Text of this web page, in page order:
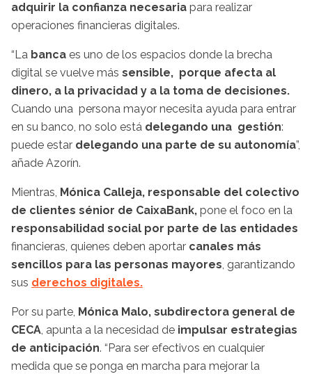
adquirir la confianza necesaria para realizar
operaciones financieras digitales.
“La banca es uno de los espacios donde la brecha
digital se vuelve más sensible, porque afecta al
dinero, a la privacidad y a la toma de decisiones.
Cuando una persona mayor necesita ayuda para entrar
en su banco, no solo está delegando una gestión:
puede estar delegando una parte de su autonomía”,
añade Azorín.
Mientras, Mónica Calleja, responsable del colectivo
de clientes sénior de CaixaBank, pone el foco en la
responsabilidad social por parte de las entidades
financieras, quienes deben aportar canales más
sencillos para las personas mayores, garantizando
sus derechos digitales.
Por su parte, Mónica Malo, subdirectora general de
CECA, apunta a la necesidad de impulsar estrategias
de anticipación. “Para ser efectivos en cualquier
medida que se ponga en marcha para mejorar la